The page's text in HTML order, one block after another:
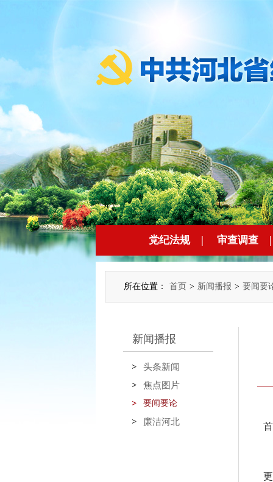
党纪法规 | 审查调查 |
所在位置： 首页 > 新闻播报 > 要闻要
新闻播报
头条新闻
焦点图片
要闻要论
廉洁河北